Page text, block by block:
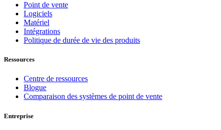
Point de vente
Logiciels
Matériel
Intégrations
Politique de durée de vie des produits
Ressources
Centre de ressources
Blogue
Comparaison des systèmes de point de vente
Entreprise